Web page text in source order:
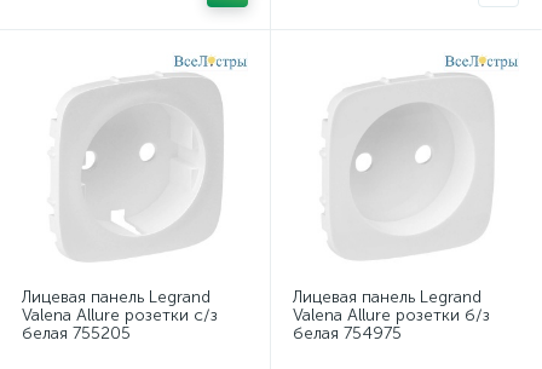
Лицевая панель Legrand
Valena Allure розетки с/з
белая 755205
Лицевая панель Legrand
Valena Allure розетки б/з
белая 754975